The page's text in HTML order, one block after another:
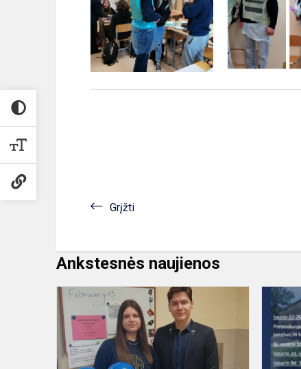
Grįžti
Ankstesnės naujienos
Išrinkta
gimnazijos
mokinių
prezidentė